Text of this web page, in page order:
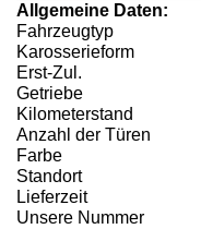
Allgemeine Daten:
Fahrzeugtyp
Karosserieform
Erst-Zul.
Getriebe
Kilometerstand
Anzahl der Türen
Farbe
Standort
Lieferzeit
Unsere Nummer